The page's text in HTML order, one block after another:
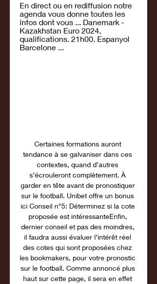
En direct ou en rediffusion notre
agenda vous donne toutes les
infos dont vous ... Danemark -
Kazakhstan Euro 2024,
qualifications. 21h00. Espanyol
Barcelone ...
Certaines formations auront
tendance à se galvaniser dans ces
contextes, quand d’autres
s’écrouleront complètement. À
garder en tête avant de pronostiquer
sur le football. Unibet offre un bonus
ici Conseil n°5: Déterminez si la cote
proposée est intéressanteEnfin,
dernier conseil et pas des moindres,
il faudra aussi évaluer l’intérêt réel
des cotes qui sont proposées chez
les bookmakers, pour votre pronostic
sur le football. Comme annoncé plus
haut sur cette page, il sera en effet